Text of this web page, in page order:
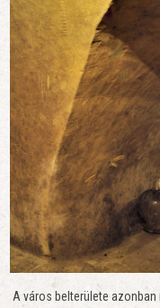
A város belterülete